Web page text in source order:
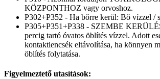
KÖZPONTHOZ vagy orvoshoz.
P302+P352 - Ha bőrre kerül: Bő vízzel /
P305+P351+P338 - SZEMBE
percig tartó óvatos öblítés vízzel. Adott
kontaktlencsék eltávolítása, ha könnyen
öblítés folytatása.
Figyelmeztető utasítások: